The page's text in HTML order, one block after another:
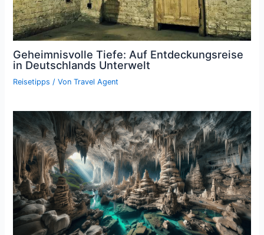
Geheimnisvolle Tiefe: Auf Entdeckungsreise
in Deutschlands Unterwelt
Reisetipps / VonTravel Agent